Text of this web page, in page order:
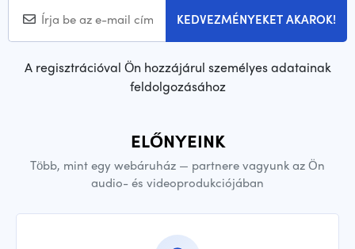
KEDVEZMÉNYEKET AKAROK!
A regisztrációval Ön hozzájárul személyes adatainak
feldolgozásához
ELŐNYEINK
Több, mint egy webáruház — partnere vagyunk az Ön
audio- és videoprodukciójában